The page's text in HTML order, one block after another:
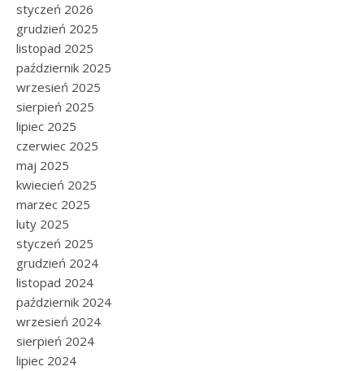
styczeń 2026
grudzień 2025
listopad 2025
październik 2025
wrzesień 2025
sierpień 2025
lipiec 2025
czerwiec 2025
maj 2025
kwiecień 2025
marzec 2025
luty 2025
styczeń 2025
grudzień 2024
listopad 2024
październik 2024
wrzesień 2024
sierpień 2024
lipiec 2024